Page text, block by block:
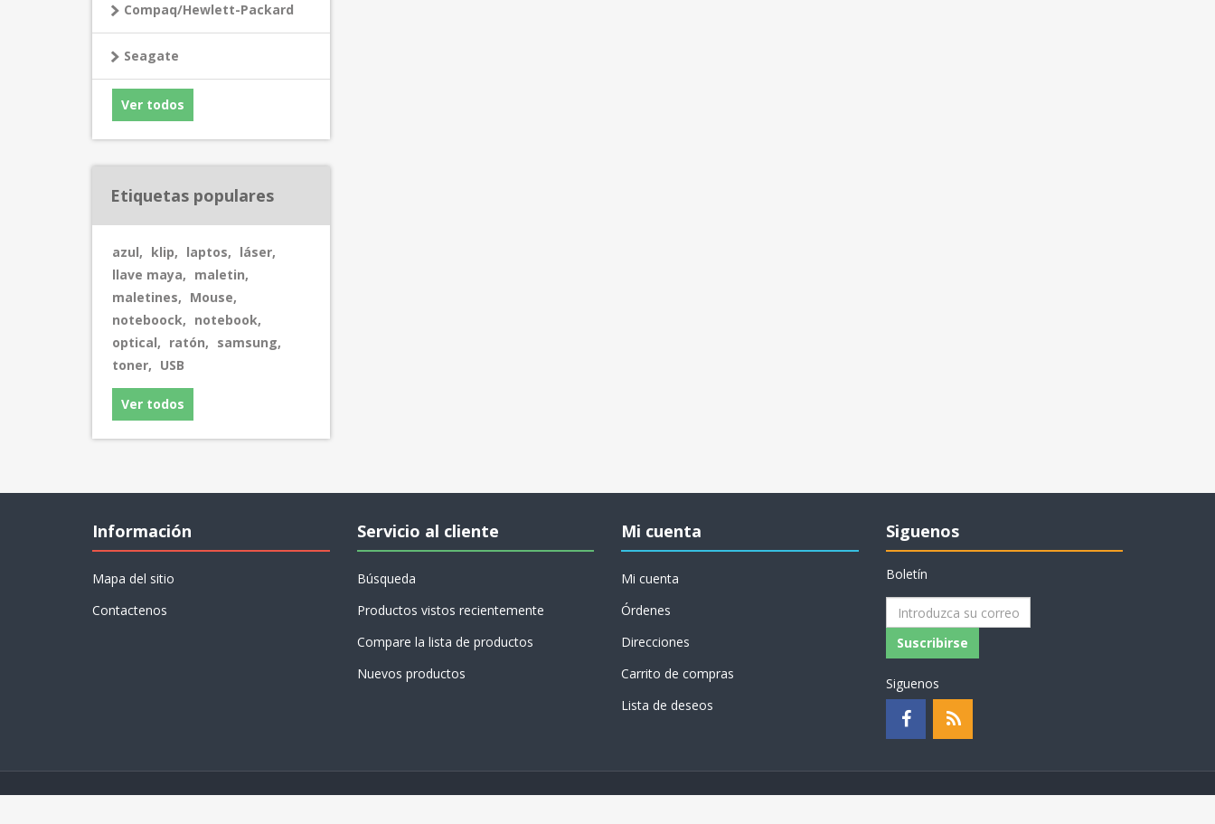
Compaq/Hewlett-Packard
Seagate
Ver todos
Etiquetas populares
azul, klip, laptos, láser,
llave maya, maletin,
maletines, Mouse,
noteboock, notebook,
optical, ratón, samsung,
toner, USB
Ver todos
Información
Mapa del sitio
Contactenos
Servicio al cliente
Búsqueda
Productos vistos recientemente
Compare la lista de productos
Nuevos productos
Mi cuenta
Mi cuenta
Órdenes
Direcciones
Carrito de compras
Lista de deseos
Siguenos
Boletín
Suscribirse
Siguenos